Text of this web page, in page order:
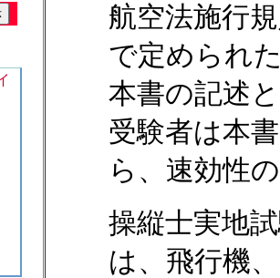
航空法施行
で定められ
本書の記述
受験者は本
ら、速効性
操縦士実地
は、飛行機